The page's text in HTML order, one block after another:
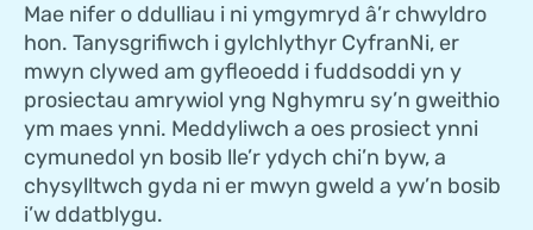
Mae nifer o ddulliau i ni ymgymryd â’r chwyldro
hon. Tanysgrifiwch i gylchlythyr CyfranNi, er
mwyn clywed am gyfleoedd i fuddsoddi yn y
prosiectau amrywiol yng Nghymru sy’n gweithio
ym maes ynni. Meddyliwch a oes prosiect ynni
cymunedol yn bosib lle’r ydych chi’n byw, a
chysylltwch gyda ni er mwyn gweld a yw’n bosib
i’w ddatblygu.